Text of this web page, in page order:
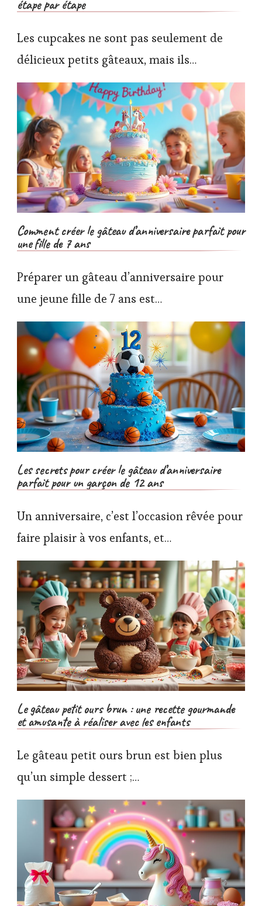
étape par étape
Les cupcakes ne sont pas seulement de
délicieux petits gâteaux, mais ils…
Comment créer le gâteau d’anniversaire parfait pour
une fille de 7 ans
Préparer un gâteau d’anniversaire pour
une jeune fille de 7 ans est…
Les secrets pour créer le gâteau d’anniversaire
parfait pour un garçon de 12 ans
Un anniversaire, c’est l’occasion rêvée pour
faire plaisir à vos enfants, et…
Le gâteau petit ours brun : une recette gourmande
et amusante à réaliser avec les enfants
Le gâteau petit ours brun est bien plus
qu’un simple dessert ;…